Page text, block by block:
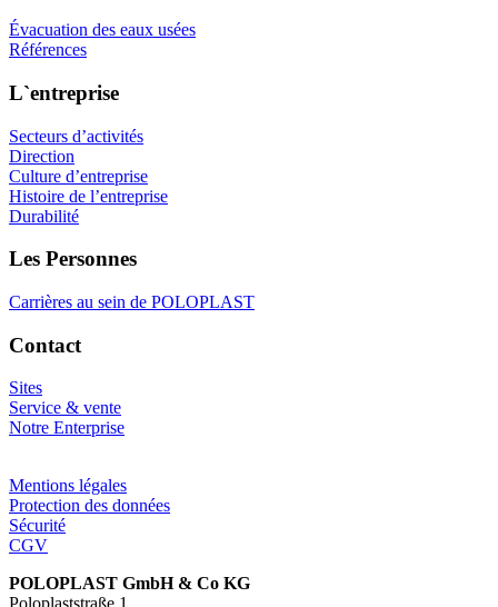
Évacuation des eaux usées
Références
L`entreprise
Secteurs d’activités
Direction
Culture d’entreprise
Histoire de l’entreprise
Durabilité
Les Personnes
Carrières au sein de POLOPLAST
Contact
Sites
Service & vente
Notre Enterprise
Mentions légales
Protection des données
Sécurité
CGV
POLOPLAST GmbH & Co KG